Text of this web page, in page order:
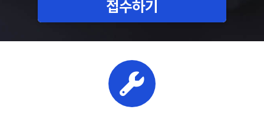
접수하기